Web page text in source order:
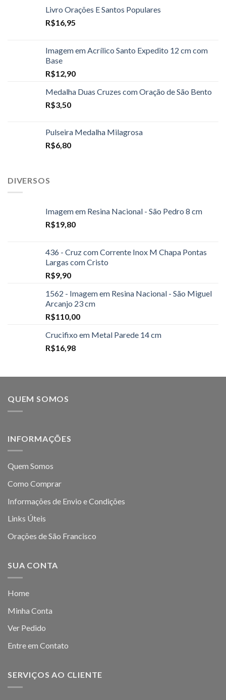
Livro Orações E Santos Populares
R$16,95
Imagem em Acrílico Santo Expedito 12 cm com
Base
R$12,90
Medalha Duas Cruzes com Oração de São Bento
R$3,50
Pulseira Medalha Milagrosa
R$6,80
DIVERSOS
Imagem em Resina Nacional - São Pedro 8 cm
R$19,80
436 - Cruz com Corrente Inox M Chapa Pontas
Largas com Cristo
R$9,90
1562 - Imagem em Resina Nacional - São Miguel
Arcanjo 23 cm
R$110,00
Crucifixo em Metal Parede 14 cm
R$16,98
QUEM SOMOS
INFORMAÇÕES
Quem Somos
Como Comprar
Informações de Envio e Condições
Links Úteis
Orações de São Francisco
SUA CONTA
Home
Minha Conta
Ver Pedido
Entre em Contato
SERVIÇOS AO CLIENTE